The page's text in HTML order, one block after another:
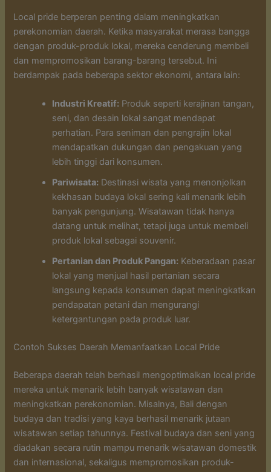
Local pride berperan penting dalam meningkatkan
perekonomian daerah. Ketika masyarakat merasa bangga
dengan produk-produk lokal, mereka cenderung membeli
dan mempromosikan barang-barang tersebut. Ini
berdampak pada beberapa sektor ekonomi, antara lain:
Industri Kreatif: Produk seperti kerajinan tangan,
seni, dan desain lokal sangat mendapat
perhatian. Para seniman dan pengrajin lokal
mendapatkan dukungan dan pengakuan yang
lebih tinggi dari konsumen.
Pariwisata: Destinasi wisata yang menonjolkan
kekhasan budaya lokal sering kali menarik lebih
banyak pengunjung. Wisatawan tidak hanya
datang untuk melihat, tetapi juga untuk membeli
produk lokal sebagai souvenir.
Pertanian dan Produk Pangan: Keberadaan pasar
lokal yang menjual hasil pertanian secara
langsung kepada konsumen dapat meningkatkan
pendapatan petani dan mengurangi
ketergantungan pada produk luar.
Contoh Sukses Daerah Memanfaatkan Local Pride
Beberapa daerah telah berhasil mengoptimalkan local pride
mereka untuk menarik lebih banyak wisatawan dan
meningkatkan perekonomian. Misalnya, Bali dengan
budaya dan tradisi yang kaya berhasil menarik jutaan
wisatawan setiap tahunnya. Festival budaya dan seni yang
diadakan secara rutin mampu menarik wisatawan domestik
dan internasional, sekaligus mempromosikan produk-